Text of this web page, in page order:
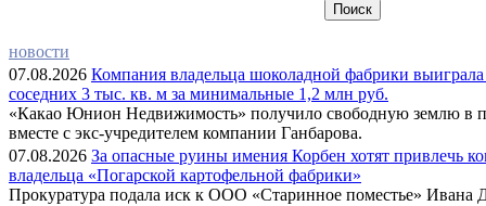
новости
07.08.2026 Компания владельца шоколадной фабрики выиграла
соседних 3 тыс. кв. м за минимальные 1,2 млн руб.
«Какао Юнион Недвижимость» получило свободную землю в
вместе с экс-учредителем компании Ганбарова.
07.08.2026 За опасные руины имения Корбен хотят привлечь
владельца «Погарской картофельной фабрики»
Прокуратура подала иск к ООО «Старинное поместье» Ивана